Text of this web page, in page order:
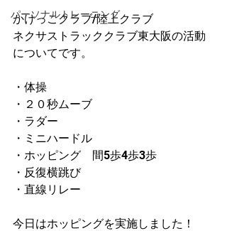
パーソナルトレーニング
かけっこクラブ/陸上クラブ
ネクサストラッククラブ東大阪の活動
についてです。
・体操
・２０秒ムーブ
・ラダー
・ミニハードル
・ホッピング　間5歩4歩3歩
・反復横跳び
・直線リレー
今日はホッピングを実施しました！